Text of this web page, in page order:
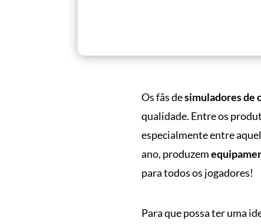
Os fãs desimuladores de
qualidade. Entre os
especialmente entre
ano, produzem
para todos os jogadores!
Para que possa ter uma